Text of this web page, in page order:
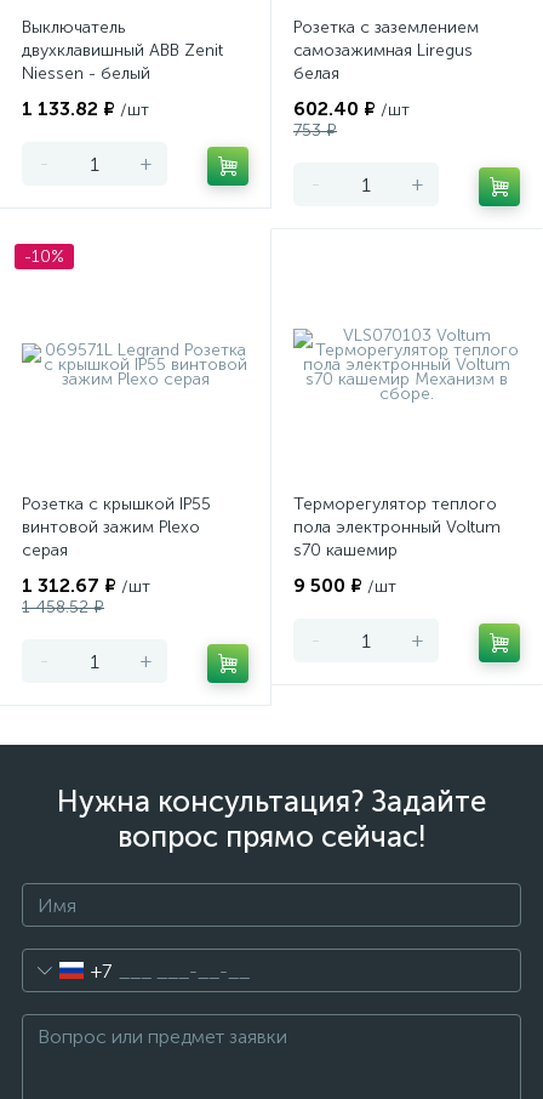
Выключатель
двухклавишный ABB Zenit
Niessen - белый
1 133.82 ₽ /шт
- +
Розетка с заземлением
самозажимная Liregus
белая
602.40 ₽ /шт
753 ₽
- +
-10%
Розетка с крышкой IP55
винтовой зажим Plexo
серая
1 312.67 ₽ /шт
1 458.52 ₽
- +
Терморегулятор теплого
пола электронный Voltum
s70 кашемир
9 500 ₽ /шт
- +
Нужна консультация? Задайте
вопрос прямо сейчас!
+7